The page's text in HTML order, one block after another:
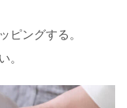
ングする。